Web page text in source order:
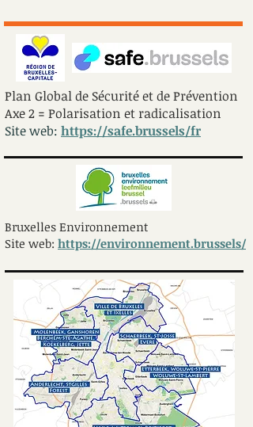
Plan Global de Sécurité et de Prévention
Axe 2 = Polarisation et radicalisation
Site web: https://safe.brussels/fr
Bruxelles Environnement
Site web: https://environnement.brussels/